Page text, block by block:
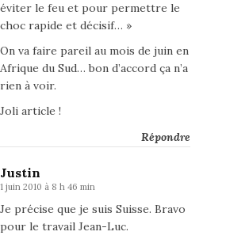
éviter le feu et pour permettre le
choc rapide et décisif… »
On va faire pareil au mois de juin en
Afrique du Sud… bon d’accord ça n’a
rien à voir.
Joli article !
Répondre
Justin
1 juin 2010 à 8 h 46 min
Je précise que je suis Suisse. Bravo
pour le travail Jean-Luc.